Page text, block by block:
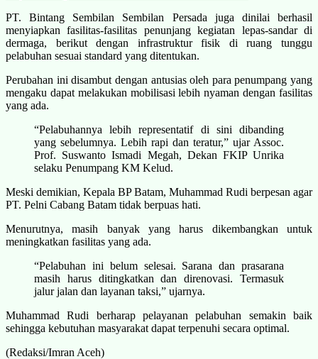
PT. Bintang Sembilan Sembilan Persada juga dinilai berhasil
menyiapkan fasilitas-fasilitas penunjang kegiatan lepas-sandar di
dermaga, berikut dengan infrastruktur fisik di ruang tunggu
pelabuhan sesuai standard yang ditentukan.
Perubahan ini disambut dengan antusias oleh para penumpang yang
mengaku dapat melakukan mobilisasi lebih nyaman dengan fasilitas
yang ada.
“Pelabuhannya lebih representatif di sini dibanding
yang sebelumnya. Lebih rapi dan teratur,” ujar Assoc.
Prof. Suswanto Ismadi Megah, Dekan FKIP Unrika
selaku Penumpang KM Kelud.
Meski demikian, Kepala BP Batam, Muhammad Rudi berpesan agar
PT. Pelni Cabang Batam tidak berpuas hati.
Menurutnya, masih banyak yang harus dikembangkan untuk
meningkatkan fasilitas yang ada.
“Pelabuhan ini belum selesai. Sarana dan prasarana
masih harus ditingkatkan dan direnovasi. Termasuk
jalur jalan dan layanan taksi,” ujarnya.
Muhammad Rudi berharap pelayanan pelabuhan semakin baik
sehingga kebutuhan masyarakat dapat terpenuhi secara optimal.
(Redaksi/Imran Aceh)